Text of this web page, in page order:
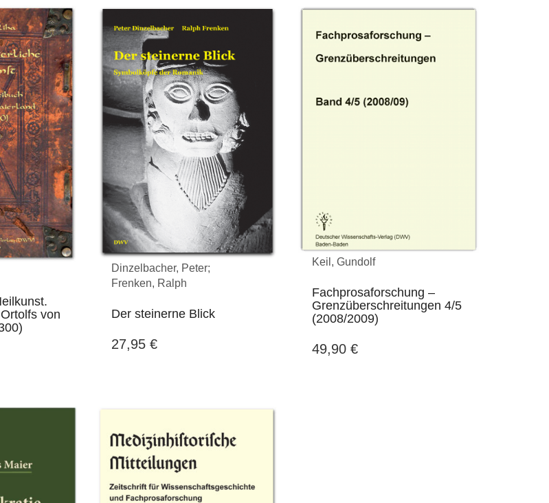
von
Dinzelbacher, Peter;
Frenken, Ralph
Der steinerne Blick
27,95 €
Keil, Gundolf
Fachprosaforschung –
Grenzüberschreitungen 4/5
(2008/2009)
49,90€